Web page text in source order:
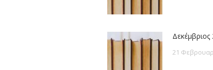
Δεκέμβριος
21